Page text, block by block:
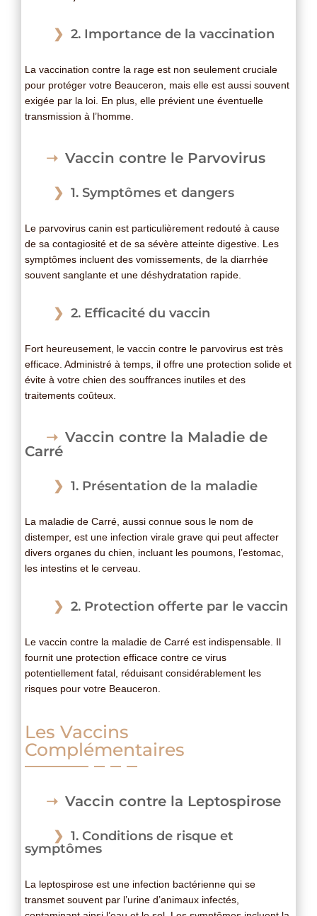
2. Importance de la vaccination
La vaccination contre la rage est non seulement cruciale
pour protéger votre Beauceron, mais elle est aussi souvent
exigée par la loi. En plus, elle prévient une éventuelle
transmission à l’homme.
Vaccin contre le Parvovirus
1. Symptômes et dangers
Le parvovirus canin est particulièrement redouté à cause
de sa contagiosité et de sa sévère atteinte digestive. Les
symptômes incluent des vomissements, de la diarrhée
souvent sanglante et une déshydratation rapide.
2. Efficacité du vaccin
Fort heureusement, le vaccin contre le parvovirus est très
efficace. Administré à temps, il offre une protection solide et
évite à votre chien des souffrances inutiles et des
traitements coûteux.
Vaccin contre la Maladie de
Carré
1. Présentation de la maladie
La maladie de Carré, aussi connue sous le nom de
distemper, est une infection virale grave qui peut affecter
divers organes du chien, incluant les poumons, l’estomac,
les intestins et le cerveau.
2. Protection offerte par le vaccin
Le vaccin contre la maladie de Carré est indispensable. Il
fournit une protection efficace contre ce virus
potentiellement fatal, réduisant considérablement les
risques pour votre Beauceron.
Les Vaccins
Complémentaires
Vaccin contre la Leptospirose
1. Conditions de risque et
symptômes
La leptospirose est une infection bactérienne qui se
transmet souvent par l’urine d’animaux infectés,